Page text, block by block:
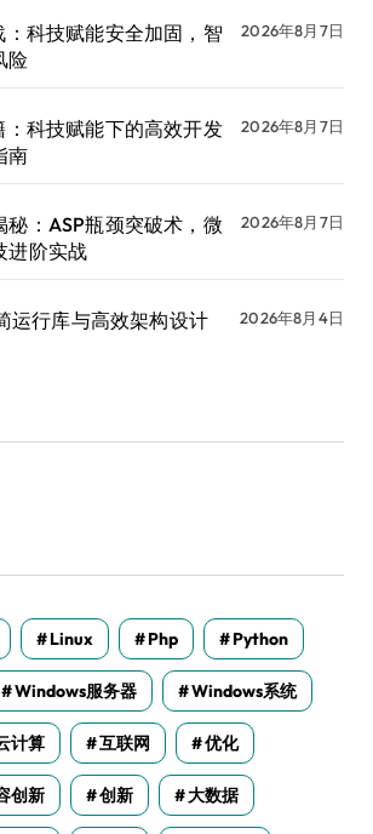
：科技赋能安全加固，智
险
2026年8月7日
：科技赋能下的高效开发
南
2026年8月7日
秘：ASP瓶颈突破术，微
进阶实战
2026年8月7日
运行库与高效架构设计 2026年8月4日
Linux Php Python
Windows服务器 Windows系统
计算 互联网 优化
创新 创新 大数据